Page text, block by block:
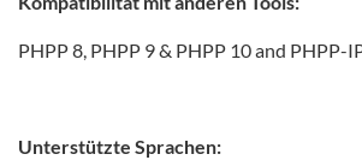
PHPP 8, PHPP 9 & PHPP 10 and PHPP-
Unterstützte Sprachen: